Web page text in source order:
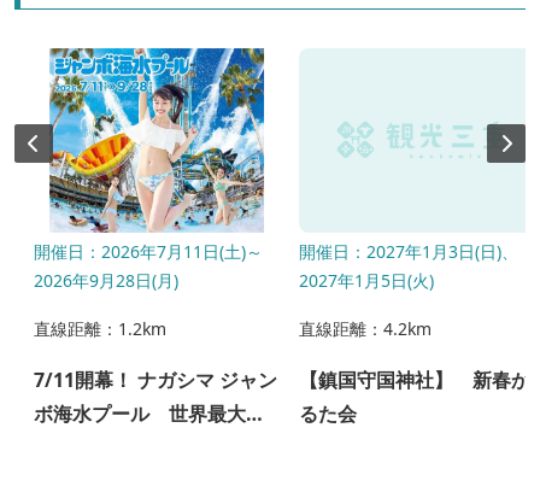
開催日：2026年7月11日(土)～
2026年9月28日(月)
直線距離：1.2km
7/11開幕！ ナガシマ ジャン
ボ海水プール 世界最大級
開催日：2027年1月3日(日)、
2027年1月5日(火)
直線距離：4.2km
【鎮国守国神社】 新春か
るた会